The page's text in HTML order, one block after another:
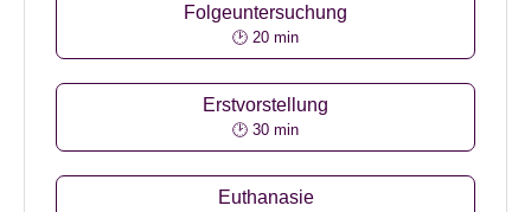
Folgeuntersuchung
🕑 20 min
Erstvorstellung
🕑 30 min
Euthanasie